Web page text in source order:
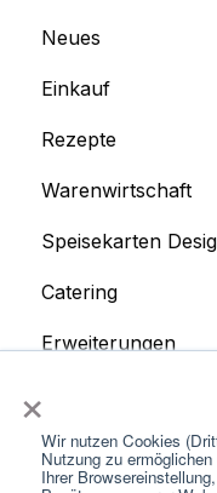
×
Wir nutzen Cookies
Nutzung zu
Ihrer
Abonnement
Schnittstellen
Dashboard
FAQ
Neues
Einkauf
Lieferanten
Listen
Rezepte
Rezeptimport
Warenwirtschaft
Dashboard
Die ersten
Produkt
Inventur
Speisekarten
Speisekarte
Wochenkarte
Catering
Erweiterungen
Lieferantenportal